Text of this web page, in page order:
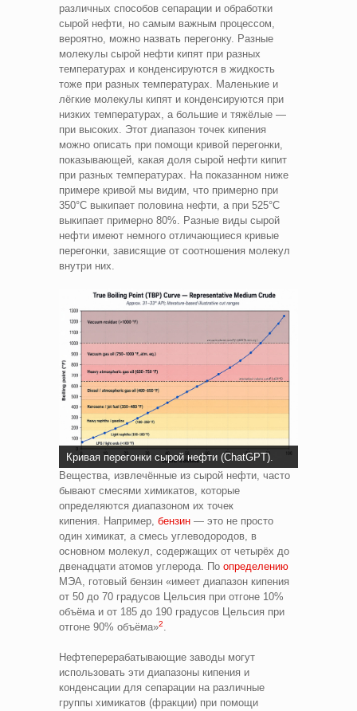
различных способов сепарации и обработки
сырой нефти, но самым важным процессом,
вероятно, можно назвать перегонку. Разные
молекулы сырой нефти кипят при разных
температурах и конденсируются в жидкость
тоже при разных температурах. Маленькие и
лёгкие молекулы кипят и конденсируются при
низких температурах, а большие и тяжёлые —
при высоких. Этот диапазон точек кипения
можно описать при помощи кривой перегонки,
показывающей, какая доля сырой нефти кипит
при разных температурах. На показанном ниже
примере кривой мы видим, что примерно при
350°C выкипает половина нефти, а при 525°C
выкипает примерно 80%. Разные виды сырой
нефти имеют немного отличающиеся кривые
перегонки, зависящие от соотношения молекул
внутри них.
Кривая перегонки сырой нефти (ChatGPT).
Вещества, извлечённые из сырой нефти, часто
бывают смесями химикатов, которые
определяются диапазоном их точек
кипения. Например, бензин — это не просто
один химикат, а смесь углеводородов, в
основном молекул, содержащих от четырёх до
двенадцати атомов углерода. По определению
МЭА, готовый бензин «имеет диапазон кипения
от 50 до 70 градусов Цельсия при отгоне 10%
объёма и от 185 до 190 градусов Цельсия при
отгоне 90% объёма»2
Нефтеперерабатывающие заводы могут
использовать эти диапазоны кипения и
конденсации для сепарации на различные
группы химикатов (фракции) при помощи